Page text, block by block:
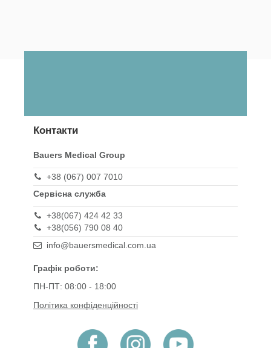
Контакти
Bauers Medical Group
+38 (067) 007 7010
Сервісна служба
+38(067) 424 42 33
+38(056) 790 08 40
info@bauersmedical.com.ua
Графік роботи:
ПН-ПТ: 08:00 - 18:00
Політика конфіденційності